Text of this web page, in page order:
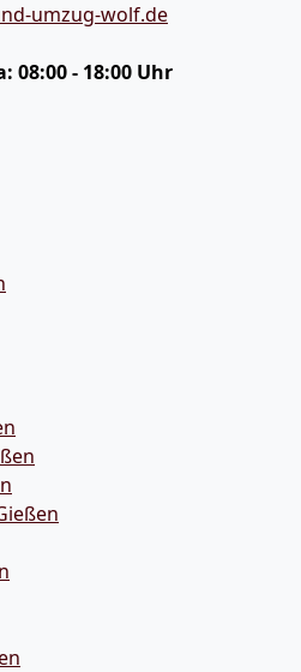
umzug-wolf.de
08:00 - 18:00 Uhr